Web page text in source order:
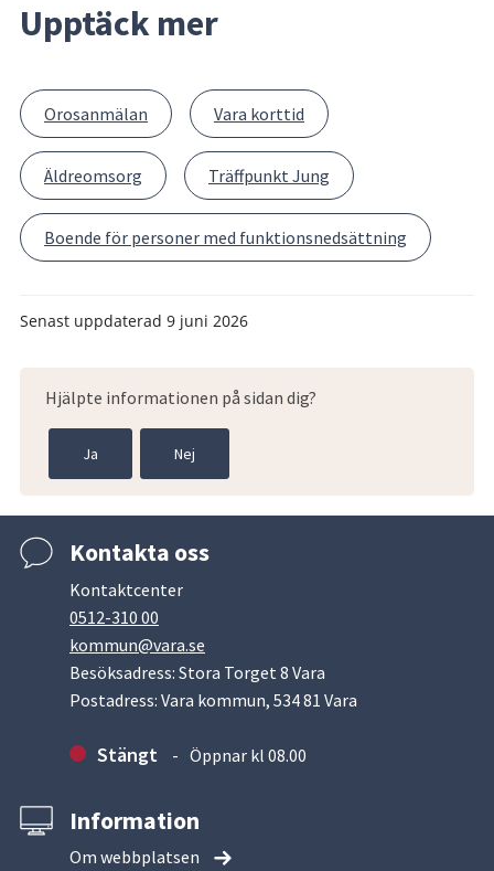
Upptäck mer
Orosanmälan Vara korttid
Äldreomsorg Träffpunkt Jung
Boende för personer med funktionsnedsättning
Senast uppdaterad 9 juni 2026
Hjälpte informationen på sidan dig?
Ja Nej
Kontakta oss
Kontaktcenter
0512-310 00
kommun@vara.se
Besöksadress: Stora Torget 8 Vara
Postadress: Vara kommun, 534 81 Vara
Stängt Öppnar kl 08.00
Information
Om webbplatsen